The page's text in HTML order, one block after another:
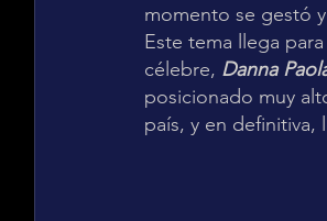
momento se gestó
Este tema llega
célebre, Danna
posicionado muy
país, y en definitiva,